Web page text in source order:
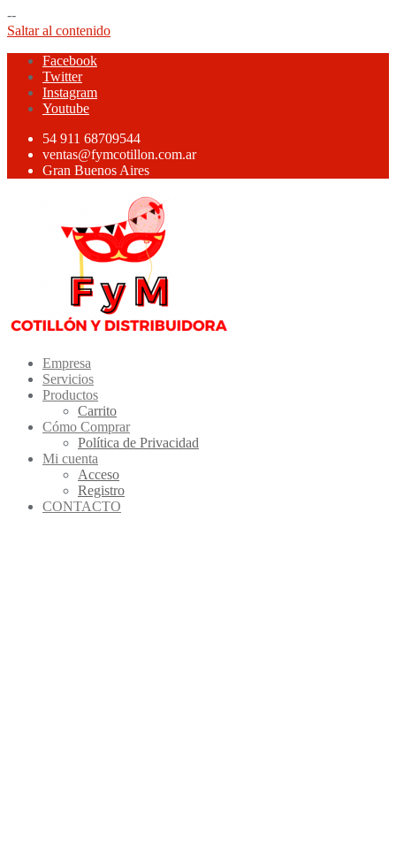
--
Saltar al contenido
Facebook
Twitter
Instagram
Youtube
54 911 68709544
ventas@fymcotillon.com.ar
Gran Buenos Aires
Empresa
Servicios
Productos
Carrito
Cómo Comprar
Política de Privacidad
Mi cuenta
Acceso
Registro
CONTACTO